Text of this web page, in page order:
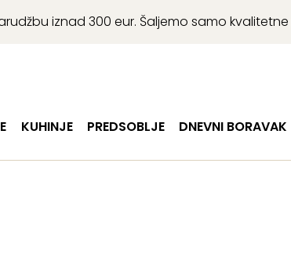
iznad 300 eur. Šaljemo samo
KUHINJE PREDSOBLJE DNEVNI BORAVAK